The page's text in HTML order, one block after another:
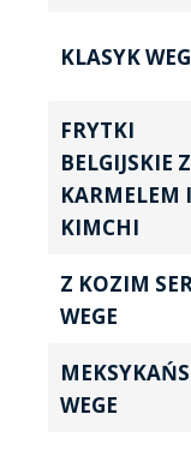
KLASYK
FRYTKI
BELGIJSKIE Z
KARMELEM I
KIMCHI
Z KOZIM
WEGE
WEGE